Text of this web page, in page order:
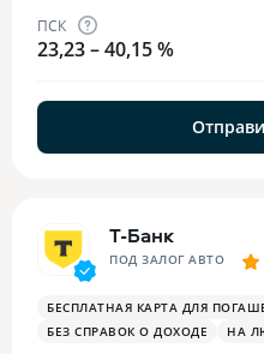
ПСК
23,23 – 40,15 %
Т-Банк
ПОД ЗАЛОГ АВТО
БЕСПЛАТНАЯ КАРТА ДЛЯ
БЕЗ СПРАВОК О ДОХОДЕ
НА